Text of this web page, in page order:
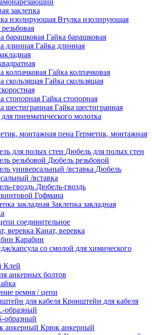
заклепка
Втулка изолирующая
Гайка барашковая
Гайка длинная
Гайка колпачковая
Гайка скользящая
Гайка стопорная
Гайка шестигранная
пневматического молотка
Герметик, монтажная
Дюбель для полых стен
Дюбель резьбовой
Дюбель
/вставка
Дюбель-гвоздь
Гофмана
Заклепка закладная
соединительное
Канат, веревка
Карабин
капсула со смолой для химического
Клей
анкерных болтов
ремня / цепи
Кронштейн для кабеля
образный
образный
Крюк анкерный